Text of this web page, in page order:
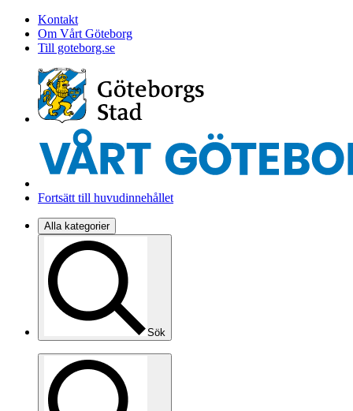
Kontakt
Om Vårt Göteborg
Till goteborg.se
Fortsätt till huvudinnehållet
Alla kategorier
Sök